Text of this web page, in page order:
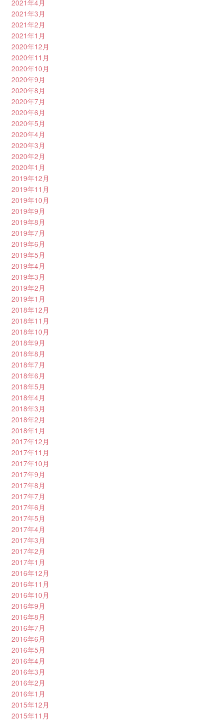
2021年4月
2021年3月
2021年2月
2021年1月
2020年12月
2020年11月
2020年10月
2020年9月
2020年8月
2020年7月
2020年6月
2020年5月
2020年4月
2020年3月
2020年2月
2020年1月
2019年12月
2019年11月
2019年10月
2019年9月
2019年8月
2019年7月
2019年6月
2019年5月
2019年4月
2019年3月
2019年2月
2019年1月
2018年12月
2018年11月
2018年10月
2018年9月
2018年8月
2018年7月
2018年6月
2018年5月
2018年4月
2018年3月
2018年2月
2018年1月
2017年12月
2017年11月
2017年10月
2017年9月
2017年8月
2017年7月
2017年6月
2017年5月
2017年4月
2017年3月
2017年2月
2017年1月
2016年12月
2016年11月
2016年10月
2016年9月
2016年8月
2016年7月
2016年6月
2016年5月
2016年4月
2016年3月
2016年2月
2016年1月
2015年12月
2015年11月